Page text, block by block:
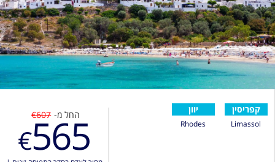
קפריסין
Limassol
יוון
Rhodes
החל מ- €607
€565